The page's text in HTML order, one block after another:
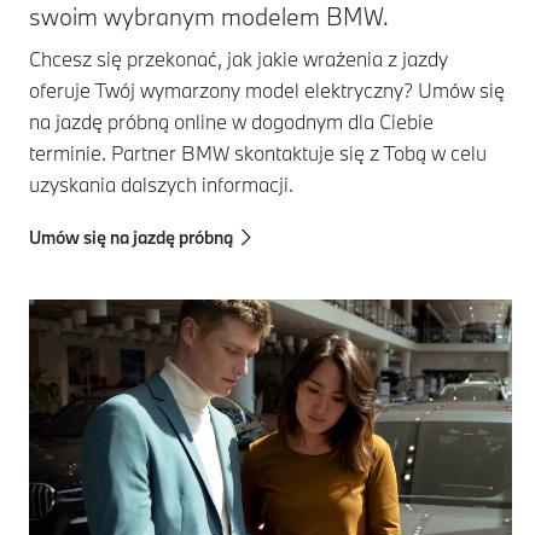
swoim wybranym modelem BMW.
Chcesz się przekonać, jak jakie wrażenia z jazdy
oferuje Twój wymarzony model elektryczny? Umów się
na jazdę próbną online w dogodnym dla Ciebie
terminie. Partner BMW skontaktuje się z Tobą w celu
uzyskania dalszych informacji.
Umów się na jazdę próbną